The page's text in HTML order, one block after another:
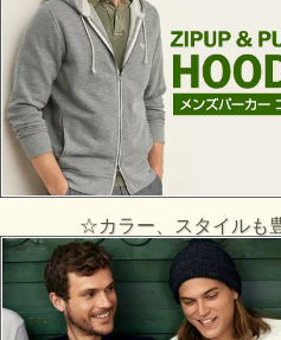
☆カラー、スタイルも